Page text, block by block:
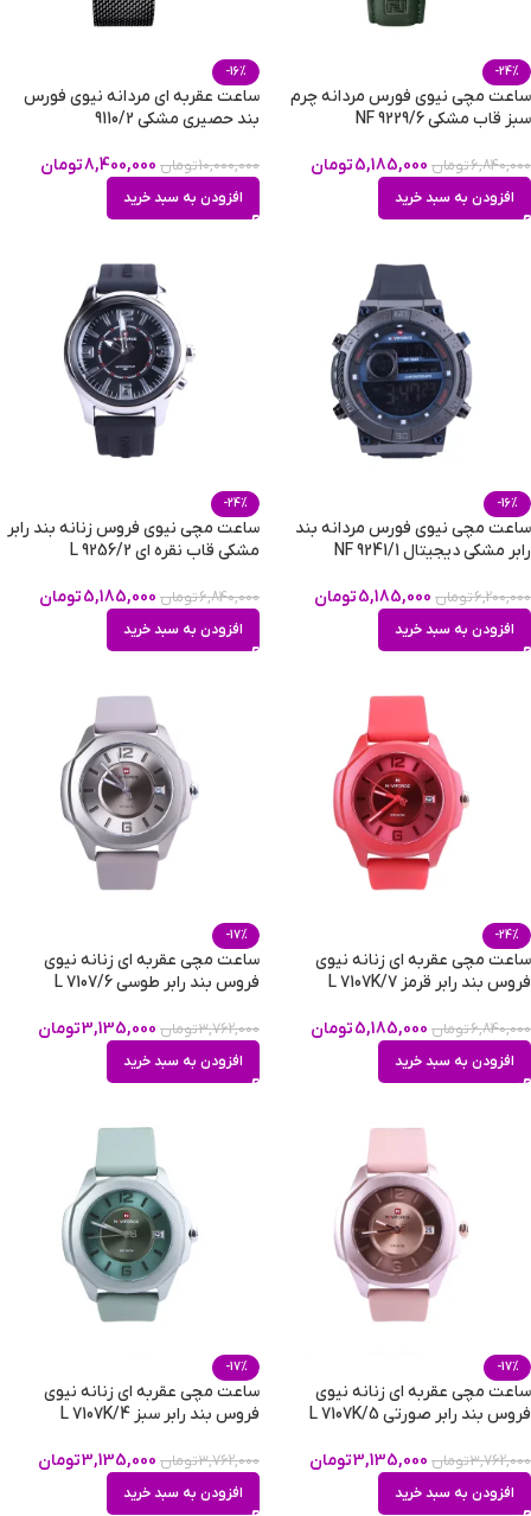
-24%
ساعت مچی نیوی فورس مردانه چرم
سبز قاب مشکی NF 9229/6
6,840,000تومان 5,185,000تومان
افزودن به سبد خرید
-16%
ساعت عقربه ای مردانه نیوی فورس
بند حصیری مشکی 9110/2
10,000,000تومان 8,400,000تومان
افزودن به سبد خرید
-16%
ساعت مچی نیوی فورس مردانه بند
رابر مشکی دیجیتال NF 9241/1
6,200,000تومان 5,185,000تومان
افزودن به سبد خرید
-24%
ساعت مچی نیوی فروس زنانه بند رابر
مشکی قاب نقره ای L 9256/2
6,840,000تومان 5,185,000تومان
افزودن به سبد خرید
-24%
ساعت مچی عقربه ای زنانه نیوی
فروس بند رابر قرمز L 7107K/7
6,840,000تومان 5,185,000تومان
افزودن به سبد خرید
-17%
ساعت مچی عقربه ای زنانه نیوی
فروس بند رابر طوسی L 7107/6
3,762,000تومان 3,135,000تومان
افزودن به سبد خرید
-17%
ساعت مچی عقربه ای زنانه نیوی
فروس بند رابر صورتی L 7107K/5
3,762,000تومان 3,135,000تومان
افزودن به سبد خرید
-17%
ساعت مچی عقربه ای زنانه نیوی
فروس بند رابر سبز L 7107K/4
3,762,000تومان 3,135,000تومان
افزودن به سبد خرید